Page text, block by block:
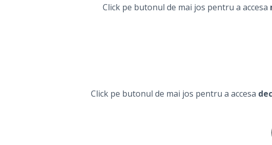
Click pe butonul de mai jos pentru a accesa
Click pe butonul de mai jos pentru a accesa